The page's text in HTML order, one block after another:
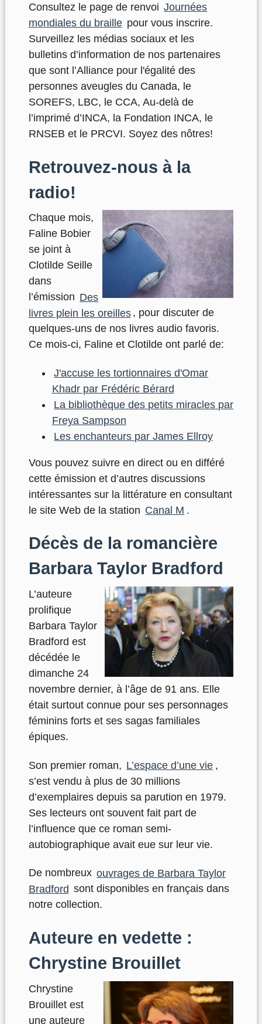
Consultez le page de renvoi Journées
mondiales du braille pour vous inscrire.
Surveillez les médias sociaux et les
bulletins d’information de nos partenaires
que sont l’Alliance pour l'égalité des
personnes aveugles du Canada, le
SOREFS, LBC, le CCA, Au-delà de
l’imprimé d’INCA, la Fondation INCA, le
RNSEB et le PRCVI. Soyez des nôtres!
Retrouvez-nous à la
radio!
Chaque mois,
Faline Bobier
se joint à
Clotilde Seille
dans
l’émission Des
livres plein les oreilles , pour discuter de
quelques-uns de nos livres audio favoris.
Ce mois-ci, Faline et Clotilde ont parlé de:
J'accuse les tortionnaires d'Omar
Khadr par Frédéric Bérard
La bibliothèque des petits miracles par
Freya Sampson
Les enchanteurs par James Ellroy
Vous pouvez suivre en direct ou en différé
cette émission et d’autres discussions
intéressantes sur la littérature en consultant
le site Web de la station Canal M .
Décès de la romancière
Barbara Taylor Bradford
L’auteure
prolifique
Barbara Taylor
Bradford est
décédée le
dimanche 24
novembre dernier, à l’âge de 91 ans. Elle
était surtout connue pour ses personnages
féminins forts et ses sagas familiales
épiques.
Son premier roman, L’espace d’une vie ,
s’est vendu à plus de 30 millions
d’exemplaires depuis sa parution en 1979.
Ses lecteurs ont souvent fait part de
l’influence que ce roman semi-
autobiographique avait eue sur leur vie.
De nombreux ouvrages de Barbara Taylor
Bradford sont disponibles en français dans
notre collection.
Auteure en vedette :
Chrystine Brouillet
Chrystine
Brouillet est
une auteure